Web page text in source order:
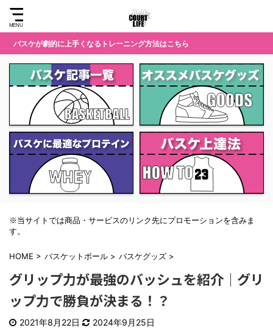
バスケが劇的に上手くなるトレーニング方法はこちら
※当サイトでは商品・サービスのリンク先にプロモーションを含みま
す。
HOME > バスケットボール > バスケグッズ >
グリップ力が最強のバッシュを紹介｜グリ
ップ力で勝負が決まる！？
2021年8月22日 2024年9月25日